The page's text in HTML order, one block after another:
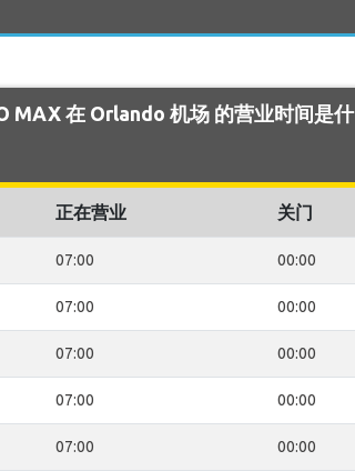
MAX 在 Orlando 机场 的营业时间是什
正在营业 关门
07:00 00:00
07:00 00:00
07:00 00:00
07:00 00:00
07:00 00:00